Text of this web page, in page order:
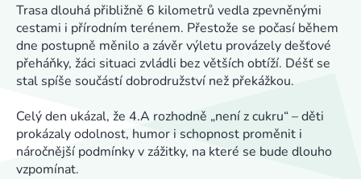
Trasa dlouhá přibližně 6 kilometrů vedla zpevněnými
cestami i přírodním terénem. Přestože se počasí během
dne postupně měnilo a závěr výletu provázely dešťové
přeháňky, žáci situaci zvládli bez větších obtíží. Déšť se
stal spíše součástí dobrodružství než překážkou.
Celý den ukázal, že 4.A rozhodně „není z cukru“ – děti
prokázaly odolnost, humor i schopnost proměnit i
náročnější podmínky v zážitky, na které se bude dlouho
vzpomínat.